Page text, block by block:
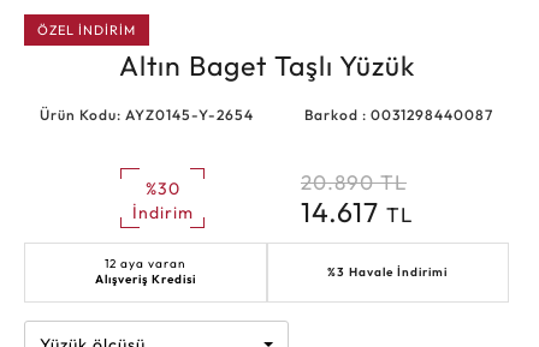
ÖZEL İNDİRİM
Altın Baget Taşlı Yüzük
Ürün Kodu: AYZ0145-Y-2654 Barkod : 0031298440087
%30
İndirim
20.890 TL
14.617 TL
12 aya varan
Alışveriş Kredisi
%3 Havale İndirimi